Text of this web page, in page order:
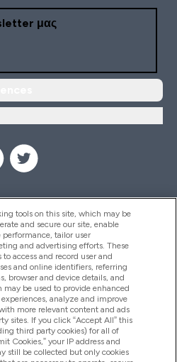
μας
tools on this site, which may be
and secure our site, enable
performance, tailor user
and advertising efforts. These
access and record user and
and online identifiers, referring
browser and device details, and
be used to provide enhanced
analyze and improve
more relevant content and ads
sites. If you click “Accept All” this
third party cookies) for all of
Cookies,” your IP address and
still be collected but only cookies